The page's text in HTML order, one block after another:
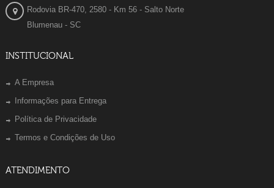
Rodovia BR-470, 2580 - Km 56 - Salto Norte
Blumenau - SC
INSTITUCIONAL
A Empresa
Informações para Entrega
Política de Privacidade
Termos e Condições de Uso
ATENDIMENTO